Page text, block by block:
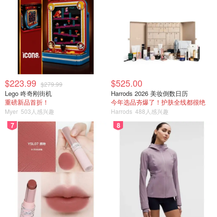
$223.99 $279.99
Lego 咚奇刚街机
重磅新品首折！
Myer 503人感兴趣
$525.00
Harrods 2026 美妆倒数日历
今年选品夯爆了！护肤全线都很绝
Harrods 488人感兴趣
7 8